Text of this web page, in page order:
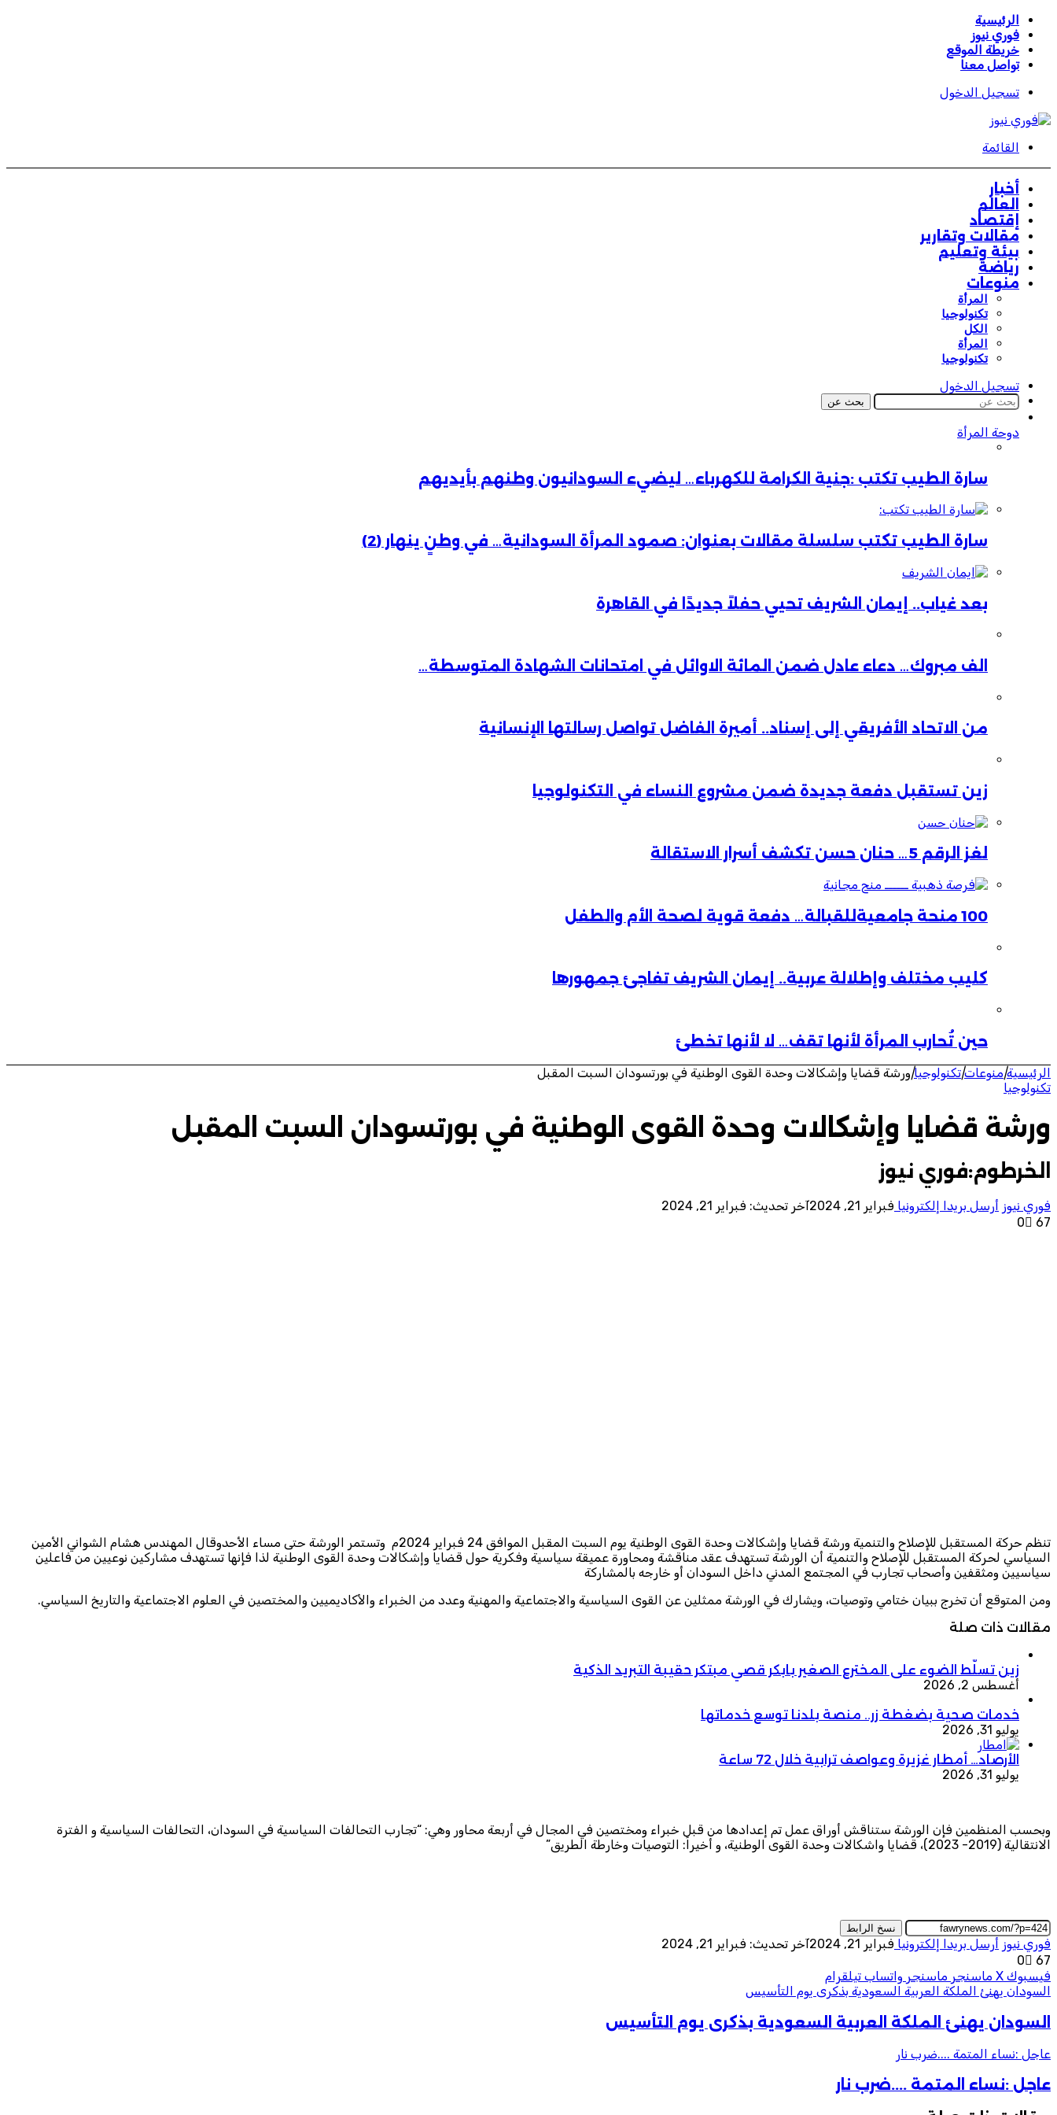
الرئيسية
فوري نيوز
خريطة الموقع
تواصل معنا
تسجيل الدخول
القائمة
أخبار
العالم
إقتصاد
مقالات وتقارير
بيئة وتعليم
رياضة
منوعات
المرأة
تكنولوجيا
الكل
المرأة
تكنولوجيا
تسجيل الدخول
بحث عن
دوحة المرأة
سارة الطيب تكتب :جنية الكرامة للكهرباء… ليضيء السودانيون وطنهم بأيديهم
سارة الطيب تكتب سلسلة مقالات بعنوان: صمود المرأة السودانية… في وطنٍ ينهار (2)
بعد غياب.. إيمان الشريف تحيي حفلاً جديدًا في القاهرة
الف مبروك… دعاء عادل ضمن المائة الاوائل في امتحانات الشهادة المتوسطة…
من الاتحاد الأفريقي إلى إسناد.. أميرة الفاضل تواصل رسالتها الإنسانية
زين تستقبل دفعة جديدة ضمن مشروع النساء في التكنولوجيا
لغز الرقم 5… حنان حسن تكشف أسرار الاستقالة
100 منحة جامعيةللقبالة… دفعة قوية لصحة الأم والطفل
كليب مختلف وإطلالة عربية.. إيمان الشريف تفاجئ جمهورها
حين تُحارب المرأة لأنها تقف… لا لأنها تخطئ
الرئيسية|منوعات|تكنولوجيا|ورشة قضايا وإشكالات وحدة القوى الوطنية في بورتسودان السبت المقبل
تكنولوجيا
ورشة قضايا وإشكالات وحدة القوى الوطنية في بورتسودان السبت المقبل
الخرطوم:فوري نيوز
فوري نيوز أرسل بريدا إلكترونيا فبراير 21, 2024
آخر تحديث: فبراير 21, 2024
0
67
تنظم حركة المستقبل للإصلاح والتنمية ورشة قضايا وإشكالات وحدة القوى الوطنية يوم السبت المقبل الموافق 24 فبراير 2024م وتستمر الورشة حتى مساء الأحدوقال المهندس هشام الشواني الأمين
السياسي لحركة المستقبل للإصلاح والتنمية أن الورشة تستهدف عقد مناقشة ومحاورة عميقة سياسية وفكرية حول قضايا وإشكالات وحدة القوى الوطنية لذا فإنها تستهدف مشاركين نوعيين من فاعلين
سياسيين ومثقفين وأصحاب تجارب في المجتمع المدني داخل السودان أو خارجه بالمشاركة
ومن المتوقع أن تخرج ببيان ختامي وتوصيات، ويشارك في الورشة ممثلين عن القوى السياسية والاجتماعية والمهنية وعدد من الخبراء والأكاديميين والمختصين في العلوم الاجتماعية والتاريخ السياسي.
مقالات ذات صلة
زين تسلّط الضوء على المخترع الصغير بابكر قصي مبتكر حقيبة التبريد الذكية
أغسطس 2, 2026
خدمات صحية بضغطة زر.. منصة بلدنا توسع خدماتها
يوليو 31, 2026
الأرصاد… أمطار غزيرة وعواصف ترابية خلال 72 ساعة
يوليو 31, 2026
وبحسب المنظمين فإن الورشة ستناقش أوراق عمل تم إعدادها من قبل خبراء ومختصين في المجال في أربعة محاور وهي: “تجارب التحالفات السياسية في السودان، التحالفات السياسية و الفترة
الانتقالية (2019- 2023)، قضايا واشكالات وحدة القوى الوطنية، و أخيراً: التوصيات وخارطة الطريق”
نسخ الرابط
فوري نيوز أرسل بريدا إلكترونيا فبراير 21, 2024
آخر تحديث: فبراير 21, 2024
0
67
فيسبوك ‫X ماسنجر ماسنجر واتساب تيلقرام
السودان يهنئ الملكة العربية السعودية بذكرى يوم التأسيس
السودان يهنئ الملكة العربية السعودية بذكرى يوم التأسيس
عاجل :نساء المتمة ....ضرب نار
عاجل :نساء المتمة ....ضرب نار